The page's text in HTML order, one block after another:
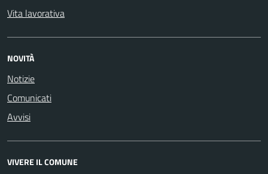
Vita lavorativa
NOVITÀ
Notizie
Comunicati
Avvisi
VIVERE IL COMUNE